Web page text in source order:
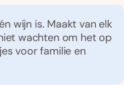
wijn is. Maakt van elk
wachten om het op
voor familie en